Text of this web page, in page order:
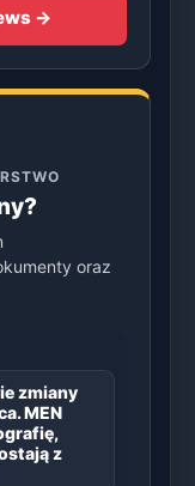
→
oraz
zmiany
MEN
z